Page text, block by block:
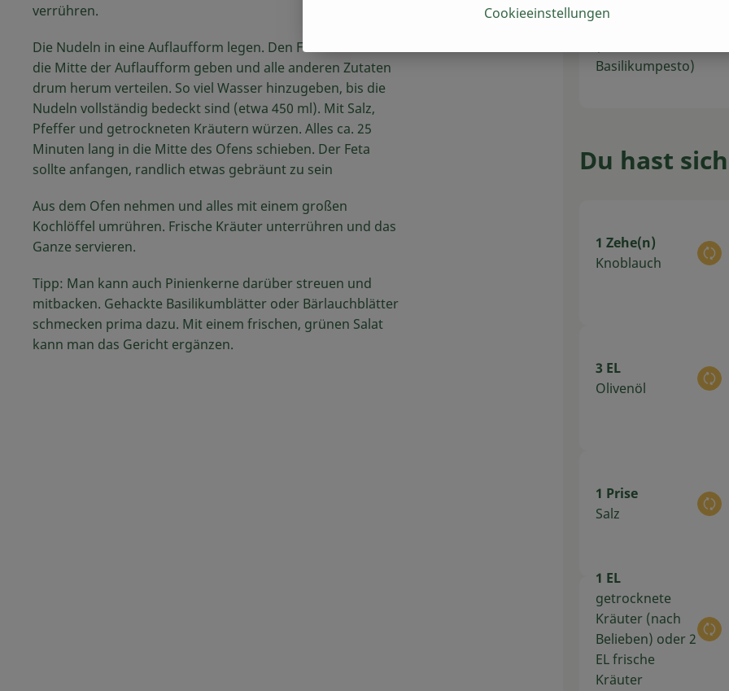
verrühren.
Die Nudeln in eine Auflaufform legen. Den Feta als Ganzes in
die Mitte der Auflaufform geben und alle anderen Zutaten
drum herum verteilen. So viel Wasser hinzugeben, bis die
Nudeln vollständig bedeckt sind (etwa 450 ml). Mit Salz,
Pfeffer und getrockneten Kräutern würzen. Alles ca. 25
Minuten lang in die Mitte des Ofens schieben. Der Feta
sollte anfangen, randlich etwas gebräunt zu sein
Aus dem Ofen nehmen und alles mit einem großen
Kochlöffel umrühren. Frische Kräuter unterrühren und das
Ganze servieren.
Tipp: Man kann auch Pinienkerne darüber streuen und
mitbacken. Gehackte Basilikumblätter oder Bärlauchblätter
schmecken prima dazu. Mit einem frischen, grünen Salat
kann man das Gericht ergänzen.
Basilikumpesto)
Du hast
1 Zehe(n)
Knoblauch
3 EL
Olivenöl
1 Prise
Salz
1 EL
getrocknete
Kräuter (nach
Belieben) oder 2
EL frische
Kräuter
Cookieeinstellungen